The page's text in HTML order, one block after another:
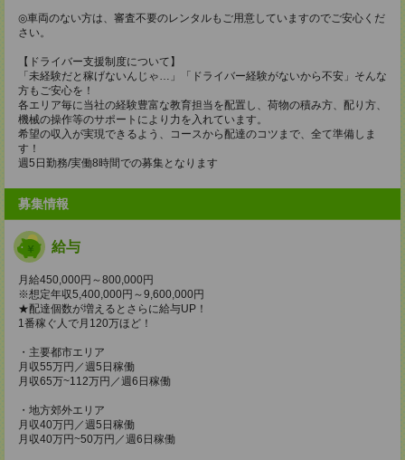
◎車両のない方は、審査不要のレンタルもご用意していますのでご安心くだ
さい。
【ドライバー支援制度について】
「未経験だと稼げないんじゃ…」「ドライバー経験がないから不安」そんな
方もご安心を！
各エリア毎に当社の経験豊富な教育担当を配置し、荷物の積み方、配り方、
機械の操作等のサポートにより力を入れています。
希望の収入が実現できるよう、コースから配達のコツまで、全て準備しま
す！
週5日勤務/実働8時間での募集となります
募集情報
給与
月給450,000円～800,000円
※想定年収5,400,000円～9,600,000円
★配達個数が増えるとさらに給与UP！
1番稼ぐ人で月120万ほど！
・主要都市エリア
月収55万円／週5日稼働
月収65万~112万円／週6日稼働
・地方郊外エリア
月収40万円／週5日稼働
月収40万円~50万円／週6日稼働